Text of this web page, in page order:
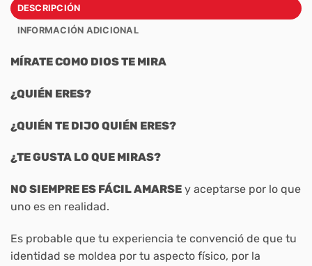
DESCRIPCIÓN
INFORMACIÓN ADICIONAL
MÍRATE COMO DIOS TE MIRA
¿QUIÉN ERES?
¿QUIÉN TE DIJO QUIÉN ERES?
¿TE GUSTA LO QUE MIRAS?
NO SIEMPRE ES FÁCIL AMARSE y aceptarse por lo que
uno es en realidad.
Es probable que tu experiencia te convenció de que tu
identidad se moldea por tu aspecto físico, por la